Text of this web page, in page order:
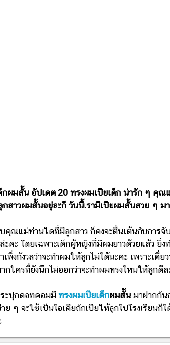
กผมสั้น อัปเดต 20 ทรงผมเปียเด็ก น่ารัก ๆ คุณ
กสาวผมสั้นอยู่ละก็ วันนี้เรามีเปียผมสั้นสวย ๆ ม
ม่ท่านใดที่มีลูกสาว ก็คงจะตื่นเต้นกับการจับ
ะคะ โดยเฉพาะเด็กผู้หญิงที่มีผมยาวด้วยแล้ว ยิ่
พิ่งกังวลว่าจะทำผมให้ลูกไม่ได้นะคะ เพราะเดี๋ย
กใครที่ยังนึกไม่ออกว่าจะทำผมทรงไหนให้ลูกดีล
กดอทคอมมี ทรงผมเปียเด็กผมสั้น มาฝากกัน
าย ๆ จะใช้เป็นไอเดียถักเปียให้ลูกไปโรงเรียน